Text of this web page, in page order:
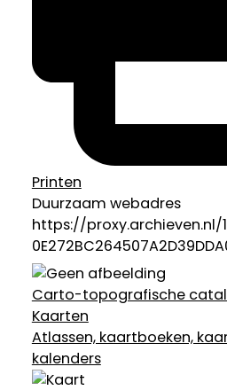
Printen
Duurzaam webadres
Carto-topografische
Kaarten
Atlassen, kaartboeken,
kalenders